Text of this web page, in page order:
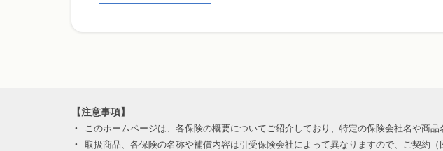
【注意事項】
・
このホームページは、各保険の概要についてご紹介しており、特定の保険会社名や商
・
取扱商品、各保険の名称や補償内容は引受保険会社によって異なりますので、ご契約